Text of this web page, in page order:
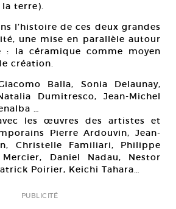
terre).
l’histoire de ces deux grandes
une mise en parallèle autour
: la céramique comme moyen
création.
Balla, Sonia Delaunay,
Dumitresco, Jean-Michel
…
les œuvres des artistes et
Pierre Ardouvin, Jean-
Christelle Familiari, Philippe
Daniel Nadau, Nestor
Poirier, Keichi Tahara…
PUBLICITÉ